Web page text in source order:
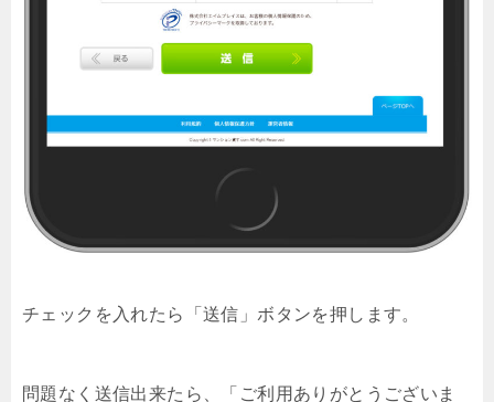
チェックを入れたら「送信」ボタンを押します。
問題なく送信出来たら、「ご利用ありがとうございま